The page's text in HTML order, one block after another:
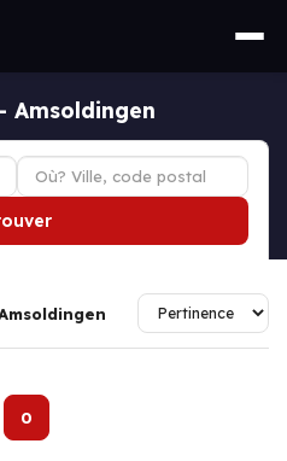
Amsoldingen
0